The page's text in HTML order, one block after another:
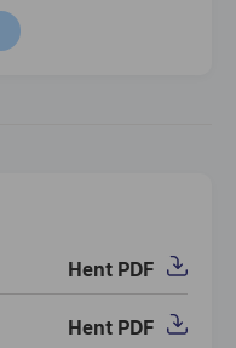
Hent PDF
Hent PDF